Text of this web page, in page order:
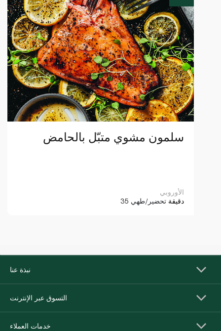
سلمون مشوي متبّل بالحامض
الأوروبي
35 دقيقة تحضير/طهي
نبذة عنا
التسوق عبر الإنترنت
خدمات العملاء